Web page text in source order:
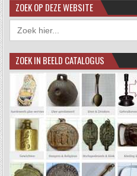
ZOEK OP DEZE WEBSITE
Zoek
naar:
ZOEK IN BEELD CATALOGUS